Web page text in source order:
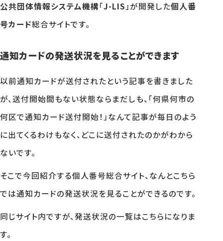
公共団体情報システム機構「J-LIS」が開発した個人番
号カード総合サイトです。
通知カードの発送状況を見ることができます
以前通知カードが送付されたという記事を書きました
が、送付開始間もない状態ならまだしも、「何県何市の
何区で通知カード送付開始！」なんて記事が毎日のよう
に出てくるわけもなく、どこに送付されたのかがわから
ないです。
そこで今回紹介する個人番号総合サイト、なんとこちら
では通知カードの発送状況を見ることができるのです。
同じサイト内ですが、発送状況の一覧はこちらになりま
す。